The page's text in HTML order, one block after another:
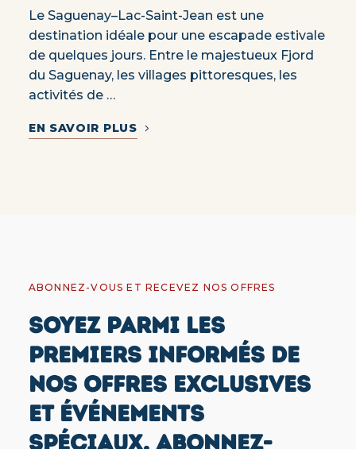
Le Saguenay–Lac-Saint-Jean est une
destination idéale pour une escapade estivale
de quelques jours. Entre le majestueux Fjord
du Saguenay, les villages pittoresques, les
activités de …
EN SAVOIR PLUS
ABONNEZ-VOUS ET RECEVEZ NOS OFFRES
SOYEZ PARMI LES
PREMIERS INFORMÉS DE
NOS OFFRES EXCLUSIVES
ET ÉVÉNEMENTS
SPÉCIAUX. ABONNEZ-